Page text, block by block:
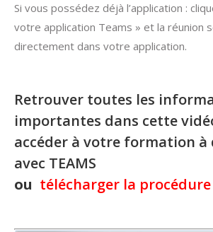
Si vous possédez déjà l’application :
votre application Teams » et la réunion
directement dans votre application.
Retrouver toutes les
importantes dans cette
accéder à votre formation à
avec TEAMS
ou télécharger la